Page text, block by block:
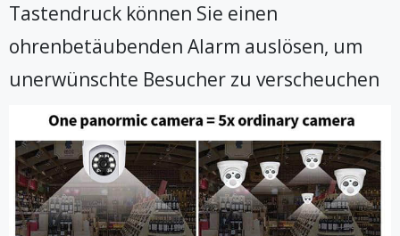
Tastendruck können Sie einen
ohrenbetäubenden Alarm auslösen, um
unerwünschte Besucher zu verscheuchen